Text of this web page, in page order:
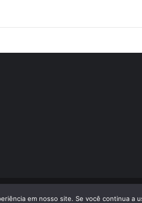
por LA Comunicações
em nosso site. Se você continua a